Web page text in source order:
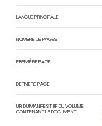
LANGUE PRINCIPALE
NOMBRE DE PAGES
PREMIÈRE PAGE
DERNIÈRE PAGE
URI DU MANIFEST IIIF DU VOLUME
CONTENANT LE DOCUMENT